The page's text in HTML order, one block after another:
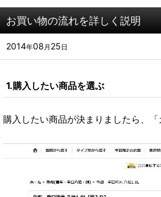
お買い物の流れを詳しく説明
2014年08 月 25 日
1.購入したい商品を選ぶ
購入したい商品が決まりましたら、